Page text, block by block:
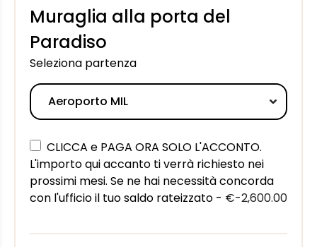
Muraglia alla porta del
Paradiso
Seleziona partenza
CLICCA e PAGA ORA SOLO L'ACCONTO.
L'importo qui accanto ti verrà richiesto nei
prossimi mesi. Se ne hai necessità concorda
con l'ufficio il tuo saldo rateizzato - €-2,600.00